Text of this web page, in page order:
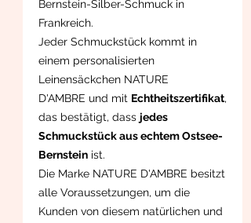
Bernstein-Silber-Schmuck in
Frankreich.
Jeder Schmuckstück kommt in
einem personalisierten
Leinensäckchen NATURE
D'AMBRE und mit Echtheitszertifikat,
das bestätigt, dass jedes
Schmuckstück aus echtem Ostsee-
Bernstein ist.
Die Marke NATURE D'AMBRE besitzt
alle Voraussetzungen, um die
Kunden von diesem natürlichen und